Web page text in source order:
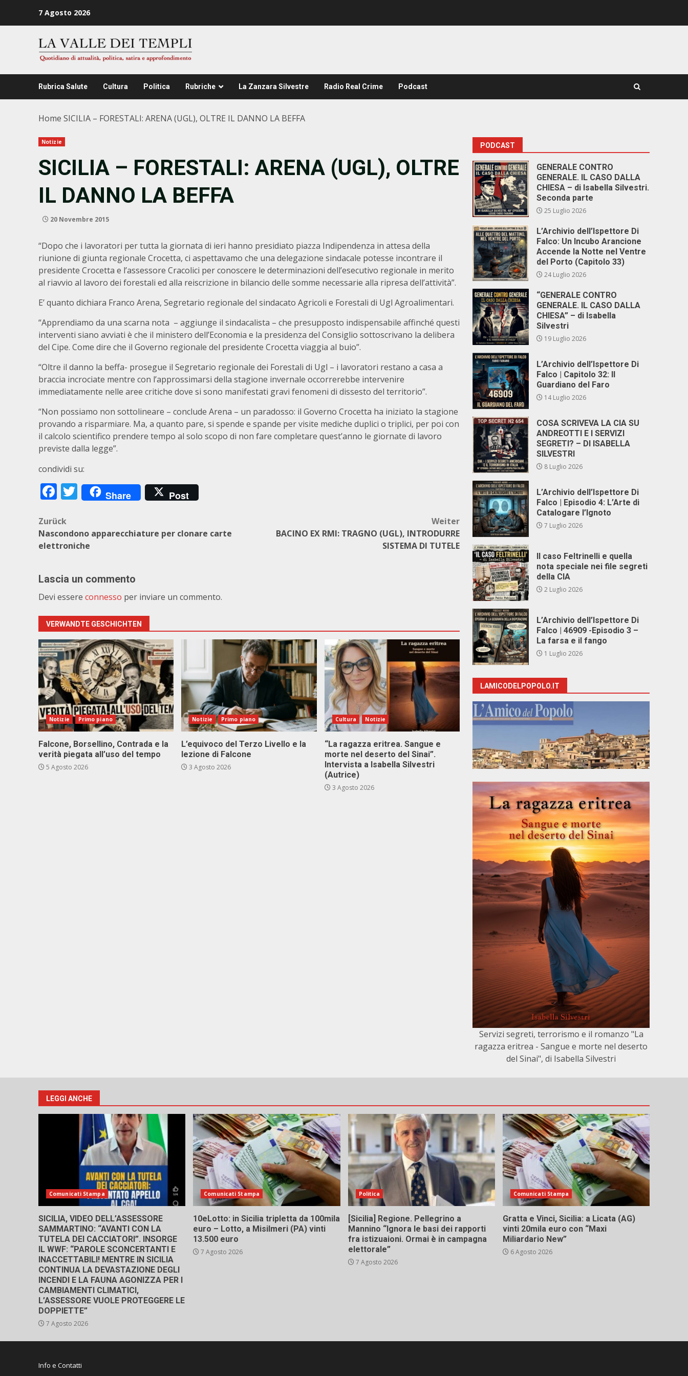
7 Agosto 2026
Rubrica Salute Cultura Politica Rubriche La Zanzara Silvestre Radio Real Crime Podcast
Home SICILIA – FORESTALI: ARENA (UGL), OLTRE IL DANNO LA BEFFA
Notizie
SICILIA – FORESTALI: ARENA (UGL), OLTRE
IL DANNO LA BEFFA
20 Novembre 2015
“Dopo che i lavoratori per tutta la giornata di ieri hanno presidiato piazza Indipendenza in attesa della
riunione di giunta regionale Crocetta, ci aspettavamo che una delegazione sindacale potesse incontrare il
presidente Crocetta e l’assessore Cracolici per conoscere le determinazioni dell’esecutivo regionale in merito
al riavvio al lavoro dei forestali ed alla reiscrizione in bilancio delle somme necessarie alla ripresa dell’attività”.
E’ quanto dichiara Franco Arena, Segretario regionale del sindacato Agricoli e Forestali di Ugl Agroalimentari.
“Apprendiamo da una scarna nota – aggiunge il sindacalista – che presupposto indispensabile affinché questi
interventi siano avviati è che il ministero dell’Economia e la presidenza del Consiglio sottoscrivano la delibera
del Cipe. Come dire che il Governo regionale del presidente Crocetta viaggia al buio”.
“Oltre il danno la beffa- prosegue il Segretario regionale dei Forestali di Ugl – i lavoratori restano a casa a
braccia incrociate mentre con l’approssimarsi della stagione invernale occorrerebbe intervenire
immediatamente nelle aree critiche dove si sono manifestati gravi fenomeni di dissesto del territorio”.
“Non possiamo non sottolineare – conclude Arena – un paradosso: il Governo Crocetta ha iniziato la stagione
provando a risparmiare. Ma, a quanto pare, si spende e spande per visite mediche duplici o triplici, per poi con
il calcolo scientifico prendere tempo al solo scopo di non fare completare quest’anno le giornate di lavoro
previste dalla legge”.
condividi su:
Facebook
Twitter
Share Post
Beitragsnavigation
Zurück
Nascondono apparecchiature per clonare carte
elettroniche
Weiter
BACINO EX RMI: TRAGNO (UGL), INTRODURRE
SISTEMA DI TUTELE
Lascia un commento
Devi essere connesso per inviare un commento.
VERWANDTE GESCHICHTEN
Notizie Primo piano
Falcone, Borsellino, Contrada e la
verità piegata all’uso del tempo
5 Agosto 2026
Notizie Primo piano
L’equivoco del Terzo Livello e la
lezione di Falcone
3 Agosto 2026
Cultura Notizie
“La ragazza eritrea. Sangue e
morte nel deserto del Sinai”.
Intervista a Isabella Silvestri
(Autrice)
3 Agosto 2026
PODCAST
GENERALE CONTRO
GENERALE. IL CASO DALLA
CHIESA – di Isabella Silvestri.
Seconda parte
25 Luglio 2026
L’Archivio dell’Ispettore Di
Falco: Un Incubo Arancione
Accende la Notte nel Ventre
del Porto (Capitolo 33)
24 Luglio 2026
“GENERALE CONTRO
GENERALE. IL CASO DALLA
CHIESA” – di Isabella
Silvestri
19 Luglio 2026
L’Archivio dell’Ispettore Di
Falco | Capitolo 32: Il
Guardiano del Faro
14 Luglio 2026
COSA SCRIVEVA LA CIA SU
ANDREOTTI E I SERVIZI
SEGRETI? – DI ISABELLA
SILVESTRI
8 Luglio 2026
L’Archivio dell’Ispettore Di
Falco | Episodio 4: L’Arte di
Catalogare l’Ignoto
7 Luglio 2026
Il caso Feltrinelli e quella
nota speciale nei file segreti
della CIA
2 Luglio 2026
L’Archivio dell’Ispettore Di
Falco | 46909 -Episodio 3 –
La farsa e il fango
1 Luglio 2026
LAMICODELPOPOLO.IT
Servizi segreti, terrorismo e il romanzo "La
ragazza eritrea - Sangue e morte nel deserto
del Sinai", di Isabella Silvestri
LEGGI ANCHE
Comunicati Stampa
SICILIA, VIDEO DELL’ASSESSORE
SAMMARTINO: “AVANTI CON LA
TUTELA DEI CACCIATORI”. INSORGE
IL WWF: “PAROLE SCONCERTANTI E
INACCETTABILI! MENTRE IN SICILIA
CONTINUA LA DEVASTAZIONE DEGLI
INCENDI E LA FAUNA AGONIZZA PER I
CAMBIAMENTI CLIMATICI,
L’ASSESSORE VUOLE PROTEGGERE LE
DOPPIETTE”
7 Agosto 2026
Comunicati Stampa
10eLotto: in Sicilia tripletta da 100mila
euro – Lotto, a Misilmeri (PA) vinti
13.500 euro
7 Agosto 2026
Politica
[Sicilia] Regione. Pellegrino a
Mannino “Ignora le basi dei rapporti
fra istizuaioni. Ormai è in campagna
elettorale”
7 Agosto 2026
Comunicati Stampa
Gratta e Vinci, Sicilia: a Licata (AG)
vinti 20mila euro con “Maxi
Miliardario New”
6 Agosto 2026
Info e Contatti